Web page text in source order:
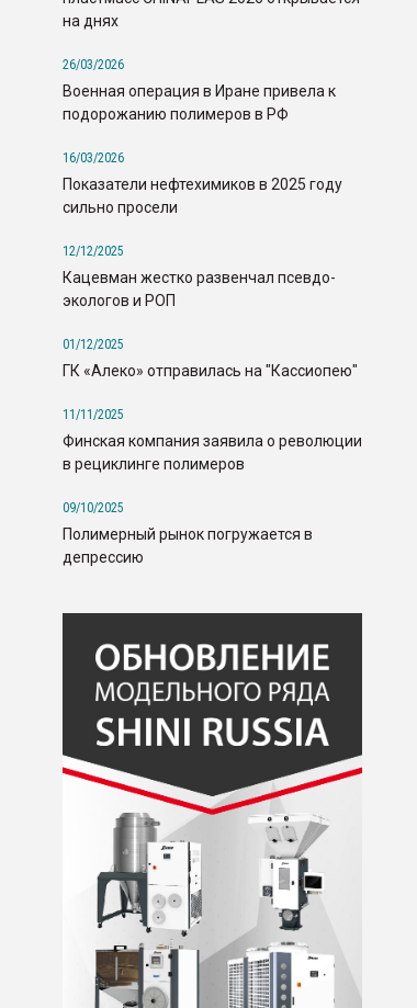
на днях
26/03/2026
Военная операция в Иране привела к
подорожанию полимеров в РФ
16/03/2026
Показатели нефтехимиков в 2025 году
сильно просели
12/12/2025
Кацевман жестко развенчал псевдо-
экологов и РОП
01/12/2025
ГК «Алеко» отправилась на "Кассиопею"
11/11/2025
Финская компания заявила о революции
в рециклинге полимеров
09/10/2025
Полимерный рынок погружается в
депрессию